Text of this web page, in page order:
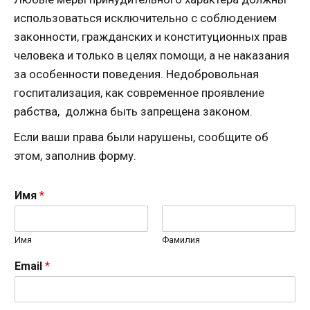
использоваться исключительно с соблюдением
законности, гражданских и конституционных прав
человека и только в целях помощи, а не наказания
за особенности поведения. Недобровольная
госпитализация, как современное проявление
рабства, должна быть запрещена законом.
Если ваши права были нарушены, сообщите об
этом, заполнив форму.
Имя *
Имя Фамилия
Email *